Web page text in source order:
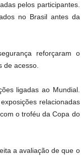
pelos participantes.
no Brasil antes da
reforçaram o
de acesso.
ligadas ao Mundial.
relacionadas
o troféu da Copa do
a avaliação de que o